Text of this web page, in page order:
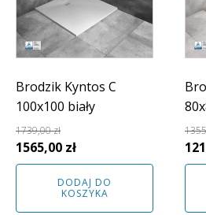
Brodzik Kyntos C
100x100 biały
1739,00zł
Pierwotna
cena
wynosiła:
1739,00 zł.
1565,00 złAktualna
cena
wynosi:
DODAJ DO
KOSZYKA